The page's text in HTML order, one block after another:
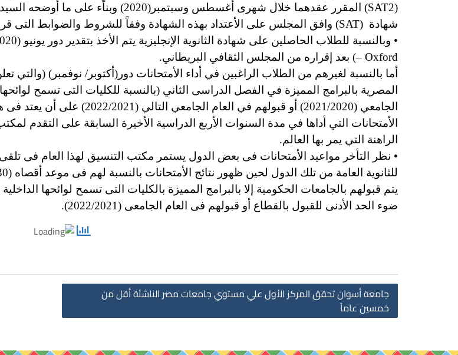
شهادة (SAT) وافق المجلس على الأعتداد بهذه الشهادة وفقاً للشروط والضوابط التى قررتها وزارة التربية والتعليم.
– Oxford) بعد إقراره من المجلس الثقافي البريطاني.
أما بالنسبة لغيرهم من الطلاب الراغبين في أداء الأمتحانات دور(أكتوبر/ نوفمبر) (والتي
المصرية بالبرامج المميزة في الفصل الدراسى الثاني (بالنسبة للكليات التى تسمح
الجامعي (2021/2020) أو قبولهم في
الأمتحانات التي أداها في مدة السنوات الأربع الدراسية الأخيرة السابقة على التقدم
الراهنة التي يمر بها العالم.
• نظر التأخر مواعيد الأمتحانات فى بعض الدول يستمر مكتب التنسيق لهذا العام فى
يتم قبولهم بالجامعات الحكومية إلا بالبرامج المميزة بالكليات التى تسمح لوائحها
ضوء الحد الأدنى للقبول بالقطاع أو قبولهم فى العام الجامعى (2022/2021).
جامعة أسوان تحقق المركز الأول علي مستوي جامعات مصر الناشئة أقل من
خمسين عاماً